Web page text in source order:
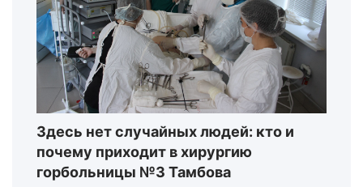
Здесь нет случайных людей: кто и
почему приходит в хирургию
горбольницы №3 Тамбова